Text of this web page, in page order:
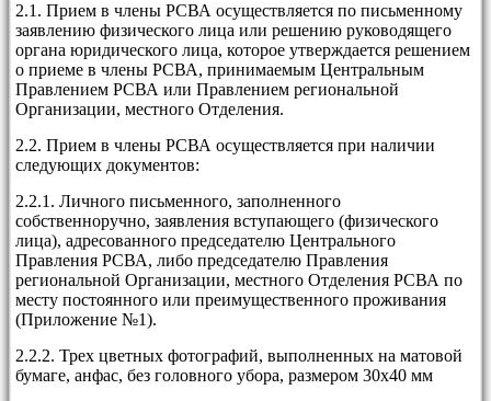
2.1. Прием в члены РСВА осуществляется по письменному
заявлению физического лица или решению руководящего
органа юридического лица, которое утверждается решением
о приеме в члены РСВА, принимаемым Центральным
Правлением РСВА или Правлением региональной
Организации, местного Отделения.
2.2. Прием в члены РСВА осуществляется при наличии
следующих документов:
2.2.1. Личного письменного, заполненного
собственноручно, заявления вступающего (физического
лица), адресованного председателю Центрального
Правления РСВА, либо председателю Правления
региональной Организации, местного Отделения РСВА по
месту постоянного или преимущественного проживания
(Приложение №1).
2.2.2. Трех цветных фотографий, выполненных на матовой
бумаге, анфас, без головного убора, размером 30х40 мм